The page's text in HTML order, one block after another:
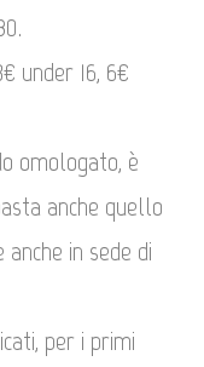
under 16, 6€
omologato, è
anche quello
in sede di
per i primi